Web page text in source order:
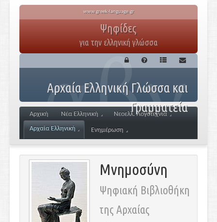
www.greek-language.gr
Ψηφίδες
για την ελληνική γλώσσα
Αρχαία Ελληνική Γλώσσα και
Γραμματεία
Αρχική Νέα Ελληνική
Νεοελλ. Λογοτεχνία
Αρχαία Ελληνική
Ενημέρωση
Μνημοσύνη
Ψηφιακή Βιβλιοθήκη
της Αρχαίας